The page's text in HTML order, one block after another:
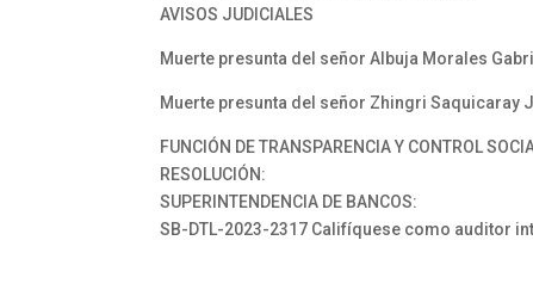
AVISOS JUDICIALES
Muerte presunta del señor Albuja Morales
Muerte presunta del señor Zhingri Saquicaray
FUNCIÓN DE TRANSPARENCIA Y CONTROL
RESOLUCIÓN:
SUPERINTENDENCIA DE BANCOS:
SB-DTL-2023-2317 Califíquese como auditor